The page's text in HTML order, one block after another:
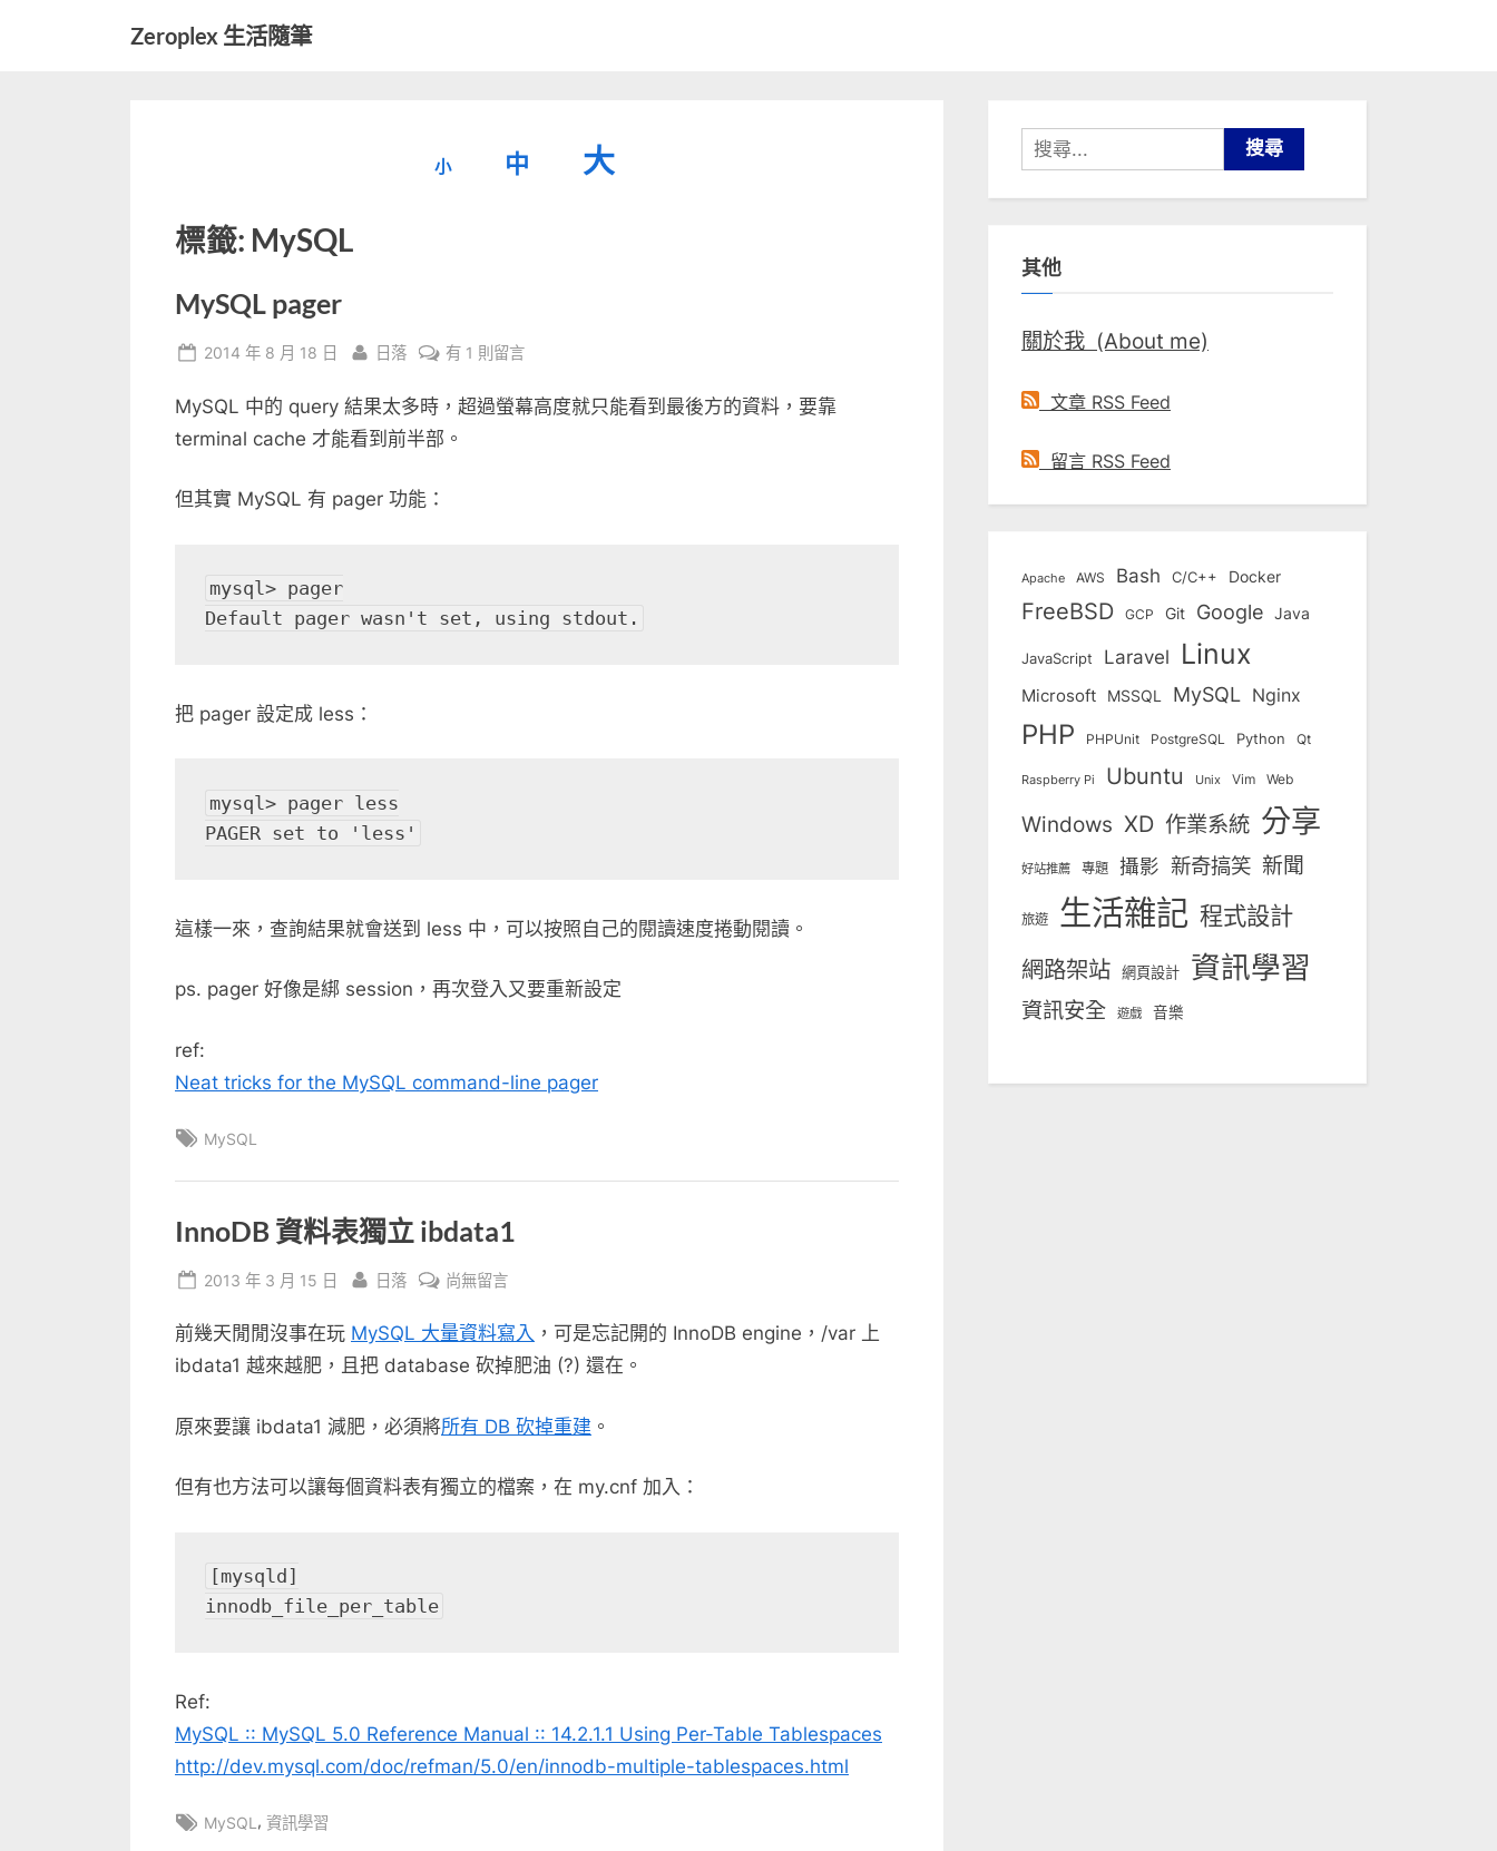
Zeroplex 生活隨筆
小
小中
重大
標籤: MySQL
MySQL pager
Posted
2014 年 8 月 18 日 By
日落
在
pager〉
中
有 1 則留言
MySQL 中的 query 結果太多時，超過螢幕高度就只能看到最後方的資料，要靠
terminal cache 才能看到前半部。
但其實 MySQL 有 pager 功能：
mysql> pager
Default pager wasn't set, using stdout.
把 pager 設定成 less：
mysql> pager less
PAGER set to 'less'
這樣一來，查詢結果就會送到 less 中，可以按照自己的閱讀速度捲動閱讀。
ps. pager 好像是綁 session，再次登入又要重新設定
ref:
Neat tricks for the MySQL command-line pager
Tags:
MySQL
InnoDB 資料表獨立 ibdata1
Posted
2013 年 3 月 15 日 By
日落
在
資
料
獨
ibdata1〉
中
尚無留言
前幾天閒閒沒事在玩 MySQL 大量資料寫入 ，可是忘記開的 InnoDB engine，/var 上
ibdata1 越來越肥，且把 database 砍掉肥油 (?) 還在。
原來要讓 ibdata1 減肥，必須將所有 DB 砍掉重建 。
但有也方法可以讓每個資料表有獨立的檔案，在 my.cnf 加入：
[mysqld]
innodb_file_per_table
Ref:
MySQL :: MySQL 5.0 Reference Manual :: 14.2.1.1 Using Per-Table Tablespaces
http://dev.mysql.com/doc/refman/5.0/en/innodb-multiple-tablespaces.html
Tags:
MySQL , 資訊學習
搜
尋
關
字:
其他
關於我 (About me)
文章 RSS Feed
留言 RSS Feed
Apache AWS Bash C/C++ Docker
FreeBSD GCP Git Google Java
JavaScript Laravel Linux
Microsoft MSSQL MySQL Nginx
PHP PHPUnit PostgreSQL Python Qt
Raspberry Pi Ubuntu Unix Vim Web
Windows XD 作業系統 分享
好站推薦 專題 攝影 新奇搞笑 新聞
旅遊 生活雜記 程式設計
網路架站 網頁設計 資訊學習
資訊安全 遊戲 音樂